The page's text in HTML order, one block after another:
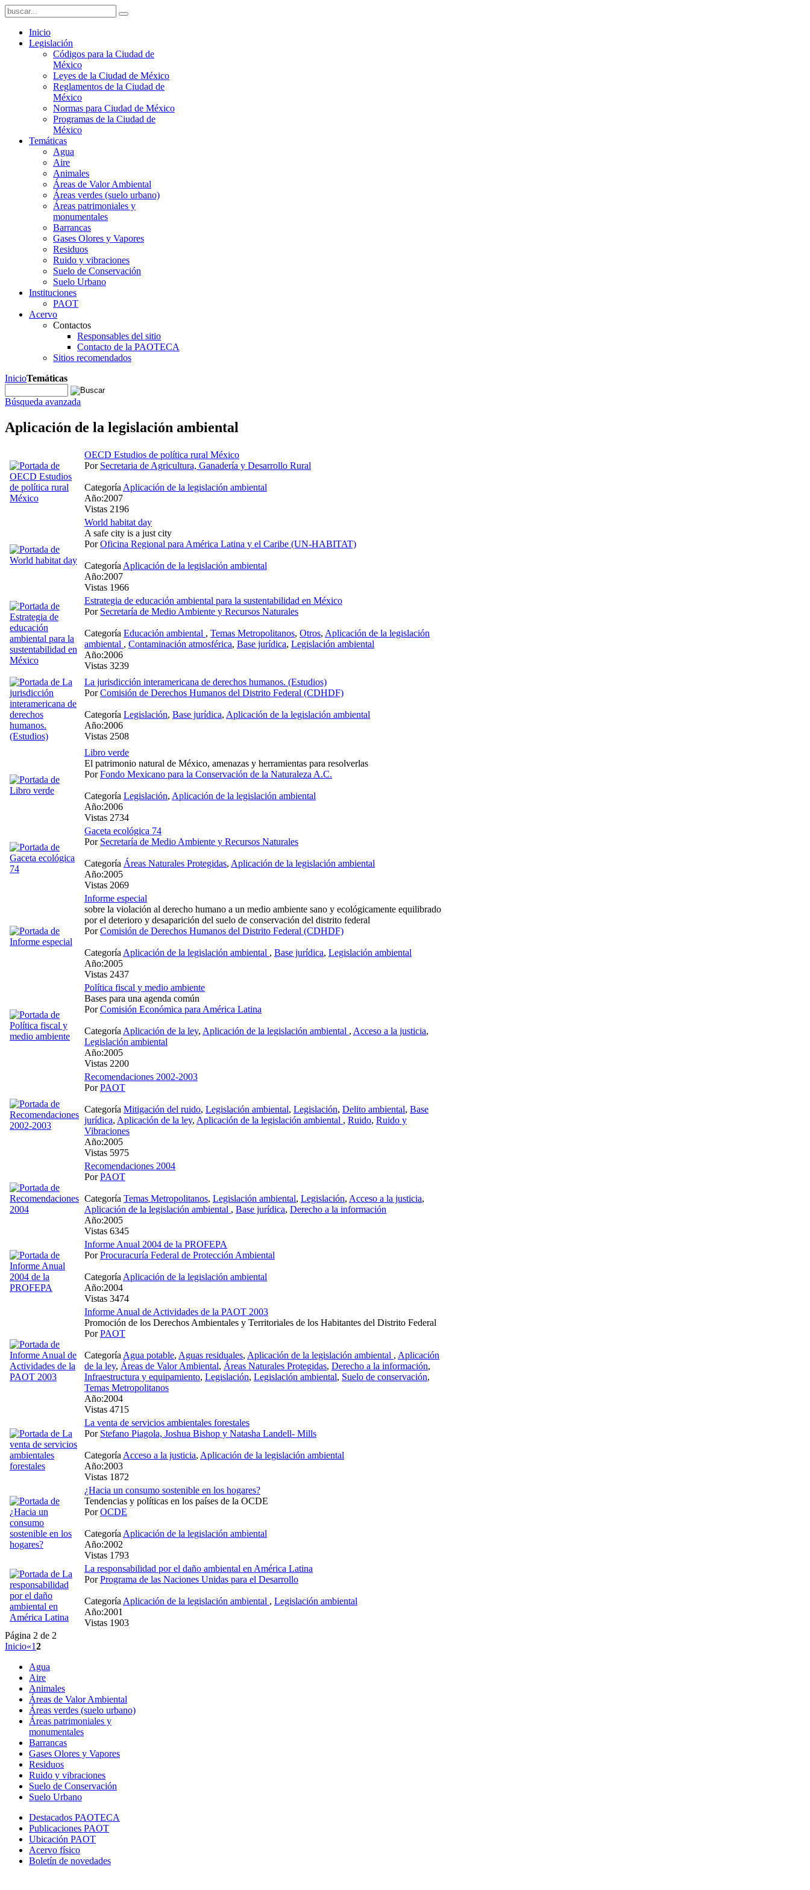
Inicio
Legislación
Códigos para la Ciudad de
México
Leyes de la Ciudad de México
Reglamentos de la Ciudad de
México
Normas para Ciudad de México
Programas de la Ciudad de
México
Temáticas
Agua
Aire
Animales
Áreas de Valor Ambiental
Áreas verdes (suelo urbano)
Áreas patrimoniales y
monumentales
Barrancas
Gases Olores y Vapores
Residuos
Ruido y vibraciones
Suelo de Conservación
Suelo Urbano
Instituciones
PAOT
Acervo
Contactos
Responsables del sitio
Contacto de la PAOTECA
Sitios recomendados
InicioTemáticas
Búsqueda avanzada
Aplicación de la legislación ambiental
OECD Estudios de política rural México
Por Secretaria de Agricultura, Ganadería y Desarrollo Rural
Categoría Aplicación de la legislación ambiental
Año:2007
Vistas 2196
World habitat day
A safe city is a just city
PorOficina Regional para América Latina y el Caribe (UN-HABITAT)
Categoría Aplicación de la legislación ambiental
Año:2007
Vistas 1966
Estrategia de educación ambiental para la sustentabilidad en México
Por Secretaría de Medio Ambiente y Recursos Naturales
Categoría Educación ambiental , Temas Metropolitanos, Otros, Aplicación de la legislación
ambiental , Contaminación atmosférica, Base jurídica, Legislación ambiental
Año:2006
Vistas 3239
La jurisdicción interamericana de derechos humanos. (Estudios)
PorComisión de Derechos Humanos del Distrito Federal (CDHDF)
Categoría Legislación, Base jurídica, Aplicación de la legislación ambiental
Año:2006
Vistas 2508
Libro verde
El patrimonio natural de México, amenazas y herramientas para resolverlas
PorFondo Mexicano para la Conservación de la Naturaleza A.C.
Categoría Legislación, Aplicación de la legislación ambiental
Año:2006
Vistas 2734
Gaceta ecológica 74
Por Secretaría de Medio Ambiente y Recursos Naturales
Categoría Áreas Naturales Protegidas, Aplicación de la legislación ambiental
Año:2005
Vistas 2069
Informe especial
sobre la violación al derecho humano a un medio ambiente sano y ecológicamente equilibrado
por el deterioro y desaparición del suelo de conservación del distrito federal
PorComisión de Derechos Humanos del Distrito Federal (CDHDF)
Categoría Aplicación de la legislación ambiental , Base jurídica, Legislación ambiental
Año:2005
Vistas 2437
Política fiscal y medio ambiente
Bases para una agenda común
PorComisión Económica para América Latina
Categoría Aplicación de la ley, Aplicación de la legislación ambiental , Acceso a la justicia,
Legislación ambiental
Año:2005
Vistas 2200
Recomendaciones 2002-2003
PorPAOT
Categoría Mitigación del ruido, Legislación ambiental, Legislación, Delito ambiental, Base
jurídica, Aplicación de la ley, Aplicación de la legislación ambiental , Ruido, Ruido y
Vibraciones
Año:2005
Vistas 5975
Recomendaciones 2004
PorPAOT
Categoría Temas Metropolitanos, Legislación ambiental, Legislación, Acceso a la justicia,
Aplicación de la legislación ambiental , Base jurídica, Derecho a la información
Año:2005
Vistas 6345
Informe Anual 2004 de la PROFEPA
PorProcuracuría Federal de Protección Ambiental
Categoría Aplicación de la legislación ambiental
Año:2004
Vistas 3474
Informe Anual de Actividades de la PAOT 2003
Promoción de los Derechos Ambientales y Territoriales de los Habitantes del Distrito Federal
PorPAOT
Categoría Agua potable, Aguas residuales, Aplicación de la legislación ambiental , Aplicación
de la ley, Áreas de Valor Ambiental, Áreas Naturales Protegidas, Derecho a la información,
Infraestructura y equipamiento, Legislación, Legislación ambiental, Suelo de conservación,
Temas Metropolitanos
Año:2004
Vistas 4715
La venta de servicios ambientales forestales
Por Stefano Piagola, Joshua Bishop y Natasha Landell- Mills
Categoría Acceso a la justicia, Aplicación de la legislación ambiental
Año:2003
Vistas 1872
¿Hacia un consumo sostenible en los hogares?
Tendencias y políticas en los países de la OCDE
PorOCDE
Categoría Aplicación de la legislación ambiental
Año:2002
Vistas 1793
La responsabilidad por el daño ambiental en América Latina
PorPrograma de las Naciones Unidas para el Desarrollo
Categoría Aplicación de la legislación ambiental , Legislación ambiental
Año:2001
Vistas 1903
Página 2 de 2
Inicio«12
Agua
Aire
Animales
Áreas de Valor Ambiental
Áreas verdes (suelo urbano)
Áreas patrimoniales y
monumentales
Barrancas
Gases Olores y Vapores
Residuos
Ruido y vibraciones
Suelo de Conservación
Suelo Urbano
Destacados PAOTECA
Publicaciones PAOT
Ubicación PAOT
Acervo físico
Boletín de novedades